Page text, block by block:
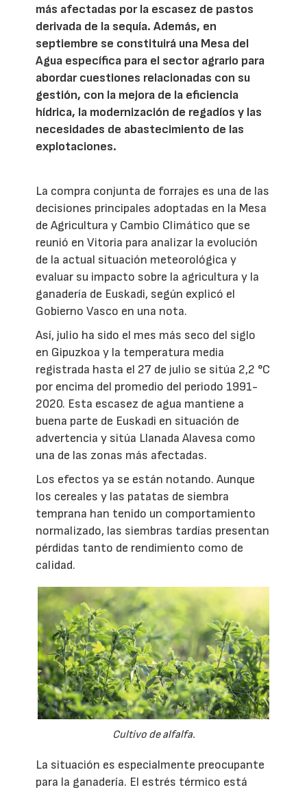
más afectadas por la escasez de pastos
derivada de la sequía. Además, en
septiembre se constituirá una Mesa del
Agua específica para el sector agrario para
abordar cuestiones relacionadas con su
gestión, con la mejora de la eficiencia
hídrica, la modernización de regadíos y las
necesidades de abastecimiento de las
explotaciones.
La compra conjunta de forrajes es una de las
decisiones principales adoptadas en la Mesa
de Agricultura y Cambio Climático que se
reunió en Vitoria para analizar la evolución
de la actual situación meteorológica y
evaluar su impacto sobre la agricultura y la
ganadería de Euskadi, según explicó el
Gobierno Vasco en una nota.
Así, julio ha sido el mes más seco del siglo
en Gipuzkoa y la temperatura media
registrada hasta el 27 de julio se sitúa 2,2 °C
por encima del promedio del periodo 1991-
2020. Esta escasez de agua mantiene a
buena parte de Euskadi en situación de
advertencia y sitúa Llanada Alavesa como
una de las zonas más afectadas.
Los efectos ya se están notando. Aunque
los cereales y las patatas de siembra
temprana han tenido un comportamiento
normalizado, las siembras tardías presentan
pérdidas tanto de rendimiento como de
calidad.
Cultivo de alfalfa.
La situación es especialmente preocupante
para la ganadería. El estrés térmico está